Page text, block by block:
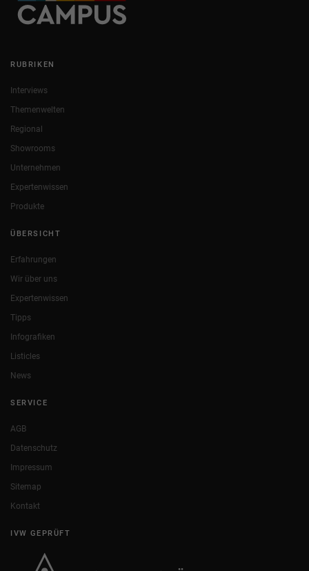
RUBRIKEN
Interviews
Themenwelten
Regional
Showrooms
Unternehmen
Expertenwissen
Produkte
ÜBERSICHT
Erfahrungen
Wir über uns
Expertenwissen
Tipps
Infografiken
Listicles
News
SERVICE
AGB
Datenschutz
Impressum
Sitemap
Kontakt
IVW GEPRÜFT